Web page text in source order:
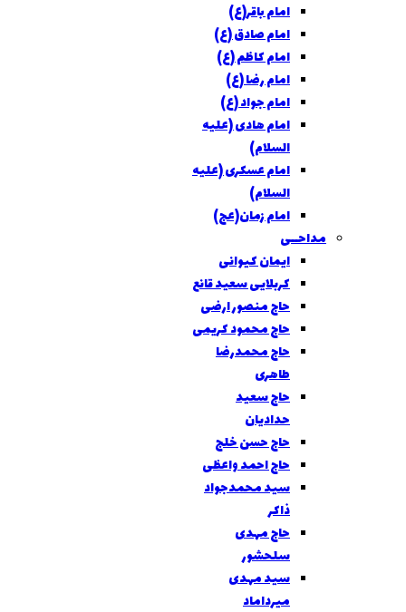
امام باقر(ع)
امام صادق (ع)
امام کاظم (ع)
امام رضا (ع)
امام جواد (ع)
امام هادی (علیه
امام عسکری (علیه
امام زمان(عج)
مداحــی
ایمان کیوانی
کربلایی سعید قانع
حاج منصور ارضی
حاج محمود کریمی
حاج محمدرضا
حاج سعید
حاج حسن خلج
حاج احمد واعظی
سید محمدجواد
حاج مهدی
سید مهدی